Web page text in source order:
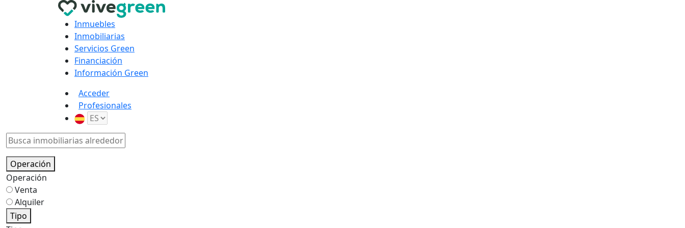
Inmuebles
Inmobiliarias
Servicios Green
Financiación
Información Green
Acceder
Profesionales
Operación
Operación
Venta
Alquiler
Tipo